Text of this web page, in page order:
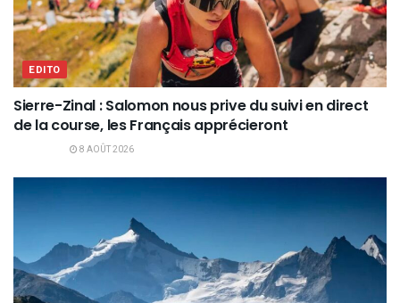
EDITO
Sierre-Zinal : Salomon nous prive du suivi en direct
de la course, les Français apprécieront
8 AOÛT 2026